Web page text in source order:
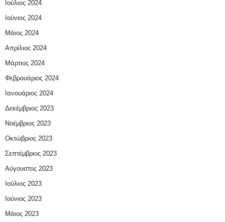
Ιούλιος 2024
Ιούνιος 2024
Μάιος 2024
Απρίλιος 2024
Μάρτιος 2024
Φεβρουάριος 2024
Ιανουάριος 2024
Δεκέμβριος 2023
Νοέμβριος 2023
Οκτώβριος 2023
Σεπτέμβριος 2023
Αύγουστος 2023
Ιούλιος 2023
Ιούνιος 2023
Μάιος 2023